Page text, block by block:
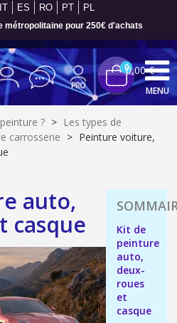
IT ES RO PT PL
métropolitaine pour 250€ d'achats
: 5€ de réduction
24 h en France Métropolitaine
00,00 €
MENU
? > Les types de
carrosserie > Peinture voiture,
auto,
casque
Kit de
peinture
auto,
deux-
roues
et
casque